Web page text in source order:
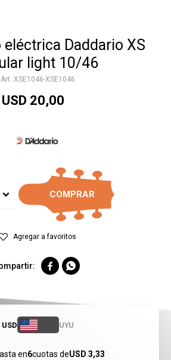
eléctrica Daddario XS
light 10/46
XSE1046-XSE1046
USD 20,00
COMPRAR
 
USD UYU
en6cuotas deUSD 3,33